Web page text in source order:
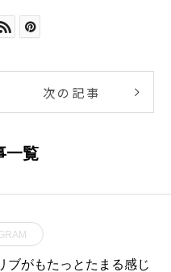
次の記事
一覧
ブがもたっとたまる感じ